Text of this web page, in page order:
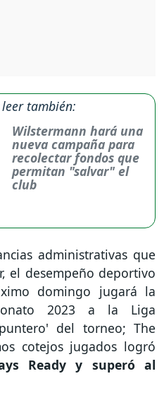
también:
Wilstermann hará una
nueva campaña para
recolectar fondos que
permitan "salvar" el
club
administrativas que
el desempeño deportivo
domingo jugará la
2023 a la Liga
del torneo; The
cotejos jugados logró
Ready y superó al